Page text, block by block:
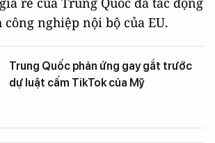
công nghiệp nội bộ của EU.
Trung Quốc phản ứng gay gắt trước
dự luật cấm TikTok của Mỹ